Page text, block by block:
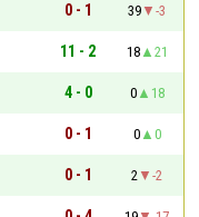
0 - 1 39
-3
11 - 2 18
21
4 - 0 0
18
0 - 1 0
0
0 - 1 2
-2